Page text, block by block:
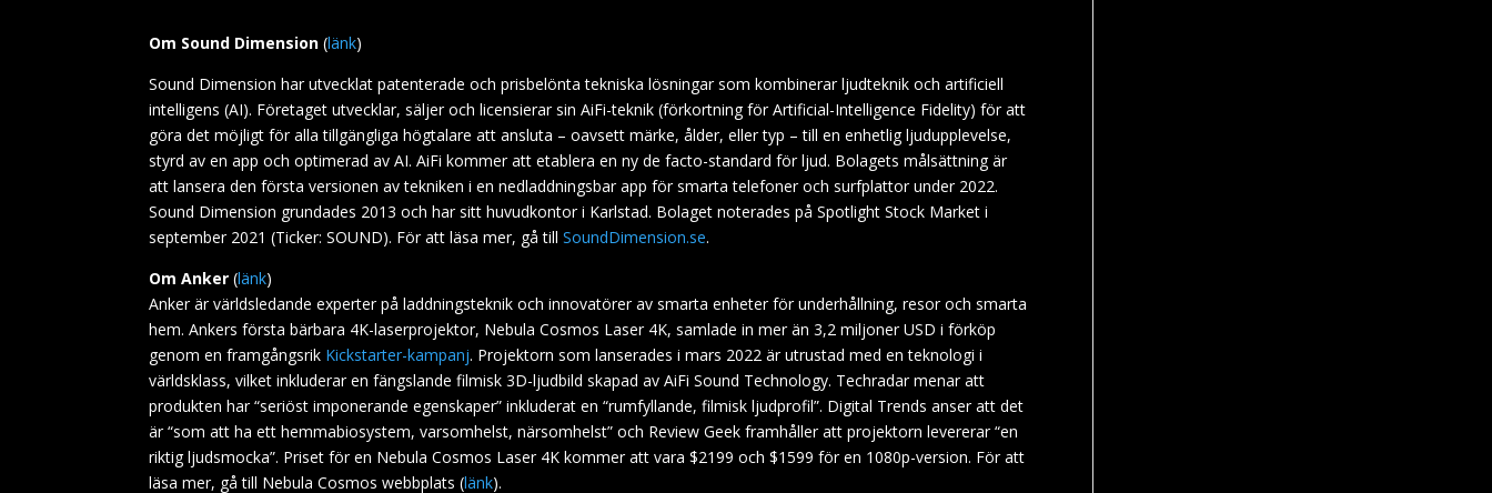
Om Sound Dimension (länk)
Sound Dimension har utvecklat patenterade och prisbelönta tekniska lösningar som kombinerar ljudteknik och artificiell
intelligens (AI). Företaget utvecklar, säljer och licensierar sin AiFi-teknik (förkortning för Artificial-Intelligence Fidelity) för att
göra det möjligt för alla tillgängliga högtalare att ansluta – oavsett märke, ålder, eller typ – till en enhetlig ljudupplevelse,
styrd av en app och optimerad av AI. AiFi kommer att etablera en ny de facto-standard för ljud. Bolagets målsättning är
att lansera den första versionen av tekniken i en nedladdningsbar app för smarta telefoner och surfplattor under 2022.
Sound Dimension grundades 2013 och har sitt huvudkontor i Karlstad. Bolaget noterades på Spotlight Stock Market i
september 2021 (Ticker: SOUND). För att läsa mer, gå tillSoundDimension.se.
Om Anker (länk)
Anker är världsledande experter på laddningsteknik och innovatörer av smarta enheter för underhållning, resor och smarta
hem. Ankers första bärbara 4K-laserprojektor, Nebula Cosmos Laser 4K, samlade in mer än 3,2 miljoner USD i förköp
genom en framgångsrik Kickstarter-kampanj. Projektorn som lanserades i mars 2022 är utrustad med en teknologi i
världsklass, vilket inkluderar en fängslande filmisk 3D-ljudbild skapad av AiFi Sound Technology. Techradar menar att
produkten har “seriöst imponerande egenskaper” inkluderat en “rumfyllande, filmisk ljudprofil”. Digital Trends anser att det
är “som att ha ett hemmabiosystem, varsomhelst, närsomhelst” och Review Geek framhåller att projektorn levererar “en
riktig ljudsmocka”. Priset för en Nebula Cosmos Laser 4K kommer att vara $2199 och $1599 för en 1080p-version. För att
läsa mer, gå till Nebula Cosmos webbplats (länk).